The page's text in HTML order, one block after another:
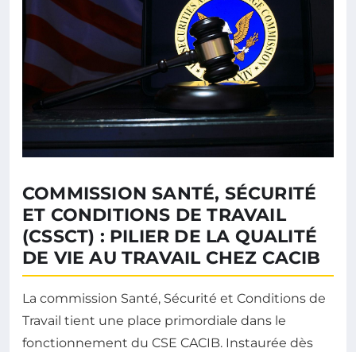
COMMISSION SANTÉ, SÉCURITÉ
ET CONDITIONS DE TRAVAIL
(CSSCT) : PILIER DE LA QUALITÉ
DE VIE AU TRAVAIL CHEZ CACIB
La commission Santé, Sécurité et Conditions de
Travail tient une place primordiale dans le
fonctionnement du CSE CACIB. Instaurée dès